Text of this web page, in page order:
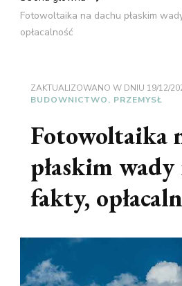
Fotowoltaika na dachu płaskim
opłacalność
ZAKTUALIZOWANO W DNIU 19/12/
BUDOWNICTWO, PRZEMYSŁ
Fotowoltaika
płaskim
fakty,